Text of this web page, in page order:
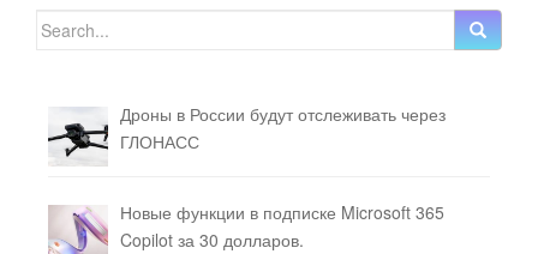
Search for:
Дроны в России будут отслеживать через
ГЛОНАСС
Новые функции в подписке Microsoft 365
Copilot за 30 долларов.